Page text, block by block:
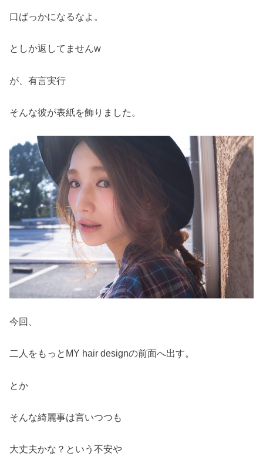
口ばっかになるなよ。
としか返してませんw
が、有言実行
そんな彼が表紙を飾りました。
今回、
二人をもっとMY hair designの前面へ出す。
とか
そんな綺麗事は言いつつも
大丈夫かな？という不安や